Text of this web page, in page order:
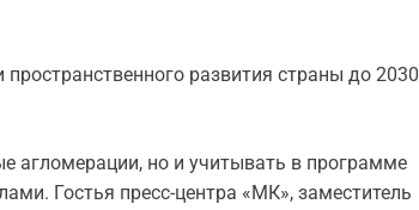
развития страны до 2030
агломерации, но и учитывать в программе
Гостья пресс-центра «МК», заместитель